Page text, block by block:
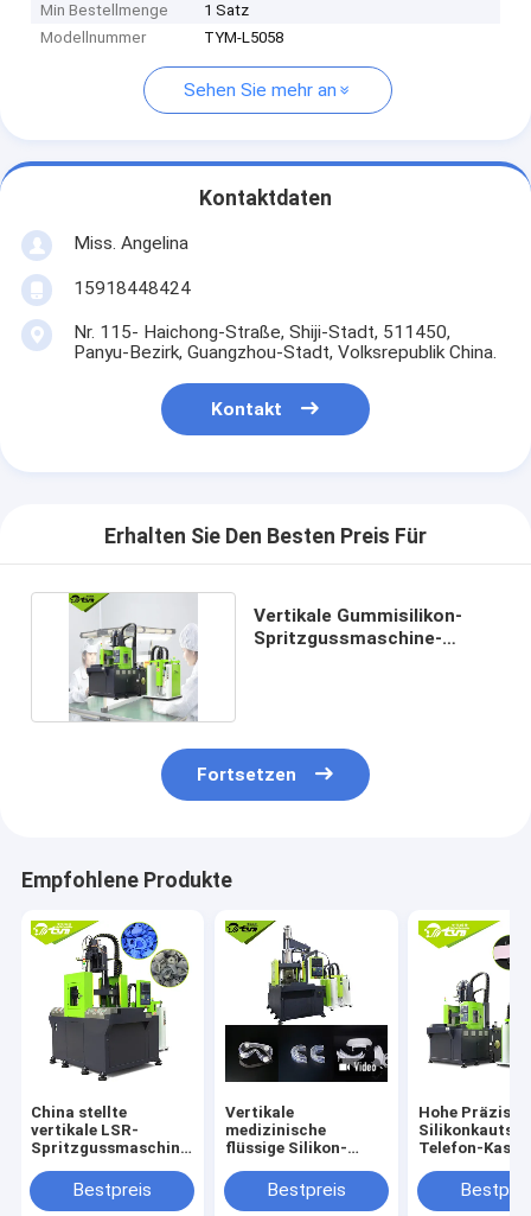
Min Bestellmenge
1 Satz
Modellnummer
TYM-L5058
Sehen Sie mehr an
Kontaktdaten
Miss. Angelina
15918448424
Nr. 115- Haichong-Straße, Shiji-Stadt, 511450,
Panyu-Bezirk, Guangzhou-Stadt, Volksrepublik China.
Kontakt
Erhalten Sie Den Besten Preis Für
Vertikale Gummisilikon-
Spritzgussmaschine-
Fortsetzen
Empfohlene Produkte
China stellte
vertikale LSR-
Spritzgussmaschine
Bestpreis
Vertikale
medizinische
flüssige Silikon-
Produktionsmaschine
Bestpreis
Hohe
Telefon-
Silikon-mobile
Abdeckung